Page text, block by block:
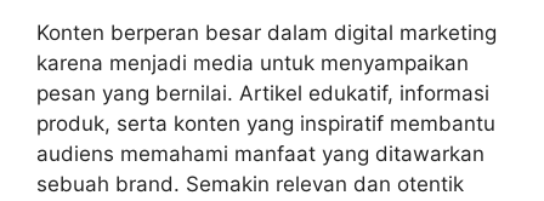
Konten berperan besar dalam digital marketing
karena menjadi media untuk menyampaikan
pesan yang bernilai. Artikel edukatif, informasi
produk, serta konten yang inspiratif membantu
audiens memahami manfaat yang ditawarkan
sebuah brand. Semakin relevan dan otentik